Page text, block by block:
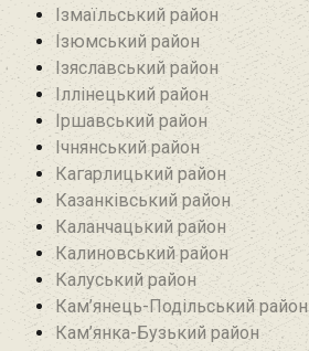
Ізмаїльський район
Ізюмський район
Ізяславський район
Іллінецький район
Іршавський район
Ічнянський район
Кагарлицький район
Казанківський район‎
Каланчацький район
Калиновський район
Калуський район
Кам’янець-Подільський район
Кам’янка-Бузький район